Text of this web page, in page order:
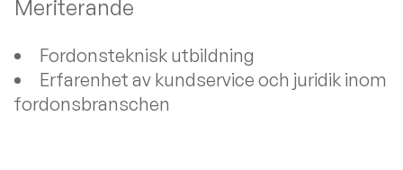
Meriterande
Fordonsteknisk utbildning
Erfarenhet av kundservice och juridik inom
fordonsbranschen